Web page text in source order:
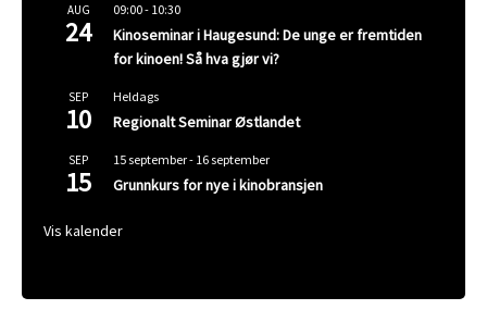
AUG
24
09:00- 10:30
Kinoseminar i Haugesund: De unge er fremtiden
for kinoen! Så hva gjør vi?
SEP
10
Heldags
Regionalt Seminar Østlandet
SEP
15
15 september- 16 september
Grunnkurs for nye i kinobransjen
Vis kalender